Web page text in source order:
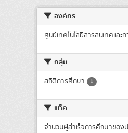
องค์กร
ศูนย์เทคโนโลยีสารสนเทศและ
กลุ่ม
สถิติการศึกษา 1
แท็ค
จำนวนผู้สำเร็จการศึกษาของป